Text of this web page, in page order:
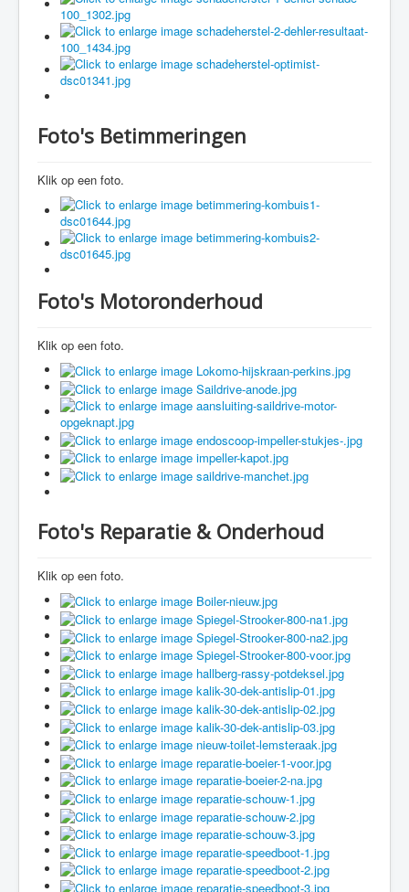
Foto's Betimmeringen
Klik op een foto.
Foto's Motoronderhoud
Klik op een foto.
Foto's Reparatie & Onderhoud
Klik op een foto.